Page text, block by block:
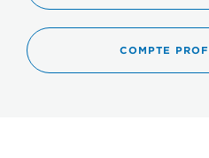
COMPTE